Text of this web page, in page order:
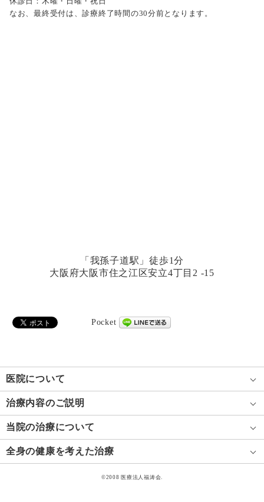
なお、最終受付は、診療終了時間の30分前となります。
「我孫子道駅」徒歩1分
大阪府大阪市住之江区安立4丁目2 -15
Pocket
医院について
治療内容のご説明
当院の治療について
全身の健康を考えた治療
©2008 医療法人福涛会.